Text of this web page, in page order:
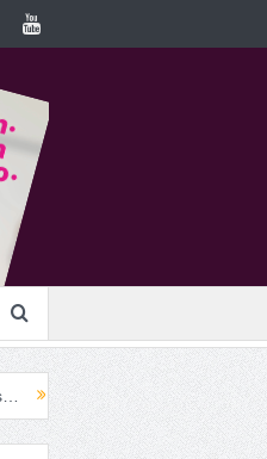
Į „ConTempo“ atvykstanti cirko